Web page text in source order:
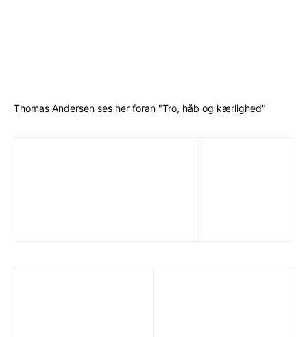
Thomas Andersen ses her foran "Tro, håb og kærlighed"